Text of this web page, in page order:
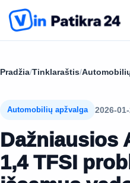
Pradžia/Tinklaraštis/
Automobilių apžvalga 2026-
Dažniausios
1,4 TFSI